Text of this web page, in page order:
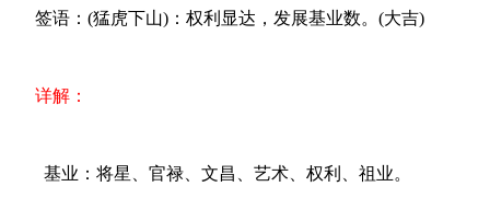
签语：(猛虎下山)：权利显达，发展基业数。(大吉)
详解：
基业：将星、官禄、文昌、艺术、权利、祖业。